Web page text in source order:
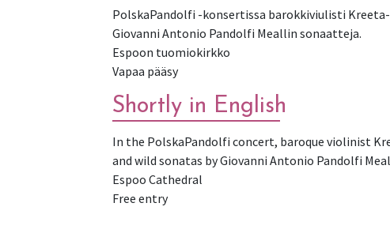
PolskaPandolfi -konsertissa barokkiviulisti
Giovanni Antonio Pandolfi Meallin sonaatteja.
Espoon tuomiokirkko
Shortly in English
In the PolskaPandolfi concert, baroque violinist
and wild sonatas by Giovanni Antonio Pandolfi
Espoo Cathedral
Free entry